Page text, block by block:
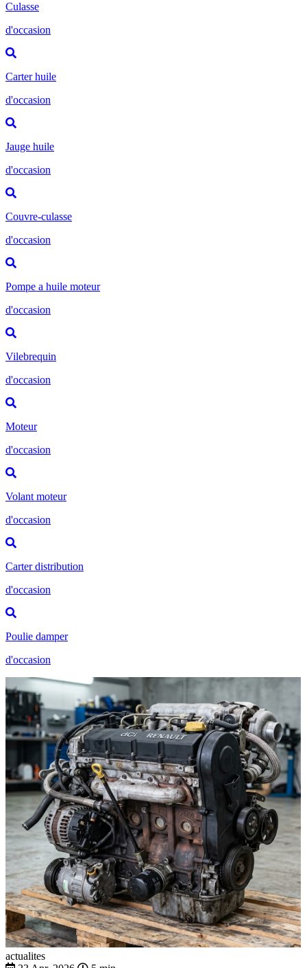
Culasse
d'occasion
Carter huile
d'occasion
Jauge huile
d'occasion
Couvre-culasse
d'occasion
Pompe a huile moteur
d'occasion
Vilebrequin
d'occasion
Moteur
d'occasion
Volant moteur
d'occasion
Carter distribution
d'occasion
Poulie damper
d'occasion
actualites